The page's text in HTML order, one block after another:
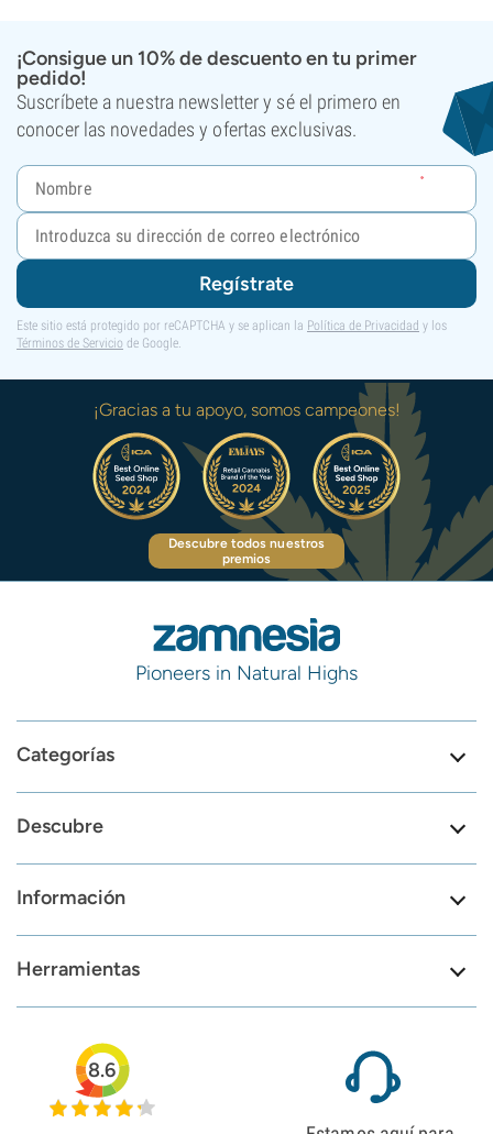
¡Consigue un 10% de descuento en tu primer
pedido!
Suscríbete a nuestra newsletter y sé el primero en
conocer las novedades y ofertas exclusivas.
Regístrate
Este sitio está protegido por reCAPTCHA y se aplican la Política de Privacidad y los
Términos de Servicio de Google.
¡Gracias a tu apoyo, somos campeones!
Descubre todos nuestros
premios
Pioneers in Natural Highs
Categorías
Descubre
Información
Herramientas
8.6